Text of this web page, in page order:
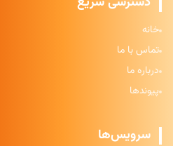
خانه
تماس با ما
درباره ما
پیوندها
سرویس‌ها